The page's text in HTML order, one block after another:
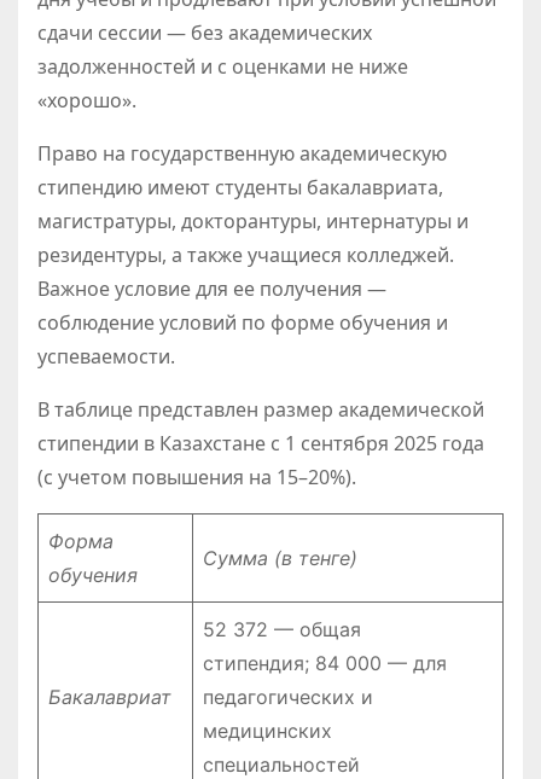
сдачи сессии — без академических
задолженностей и с оценками не ниже
«хорошо».
Право на государственную академическую
стипендию имеют студенты бакалавриата,
магистратуры, докторантуры, интернатуры и
резидентуры, а также учащиеся колледжей.
Важное условие для ее получения —
соблюдение условий по форме обучения и
успеваемости.
В таблице представлен размер академической
стипендии в Казахстане с 1 сентября 2025 года
(с учетом повышения на 15–20%).
Форма
обучения
Сумма (в тенге)
Бакалавриат
52 372 — общая
стипендия; 84 000 — для
педагогических и
медицинских
специальностей